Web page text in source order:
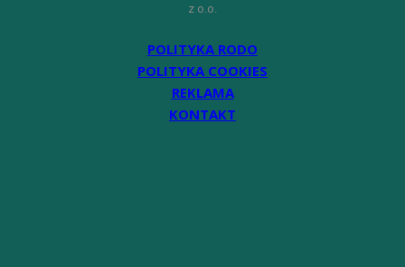
z o.o.
POLITYKA RODO
POLITYKA COOKIES
REKLAMA
KONTAKT